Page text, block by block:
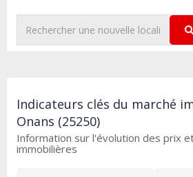
Indicateurs clés du marché
Onans (25250)
Information sur l'évolution des prix
immobilières